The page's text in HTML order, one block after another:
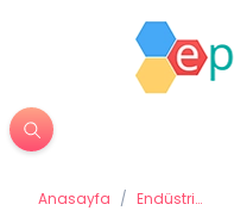
Anasayfa / Endüstri